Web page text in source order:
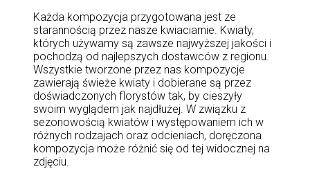
Każda kompozycja przygotowana jest ze
starannością przez nasze kwiaciarnie. Kwiaty,
których używamy są zawsze najwyższej jakości i
pochodzą od najlepszych dostawców z regionu.
Wszystkie tworzone przez nas kompozycje
zawierają świeże kwiaty i dobierane są przez
doświadczonych florystów tak, by cieszyły
swoim wyglądem jak najdłużej. W związku z
sezonowością kwiatów i występowaniem ich w
różnych rodzajach oraz odcieniach, doręczona
kompozycja może różnić się od tej widocznej na
zdjęciu.